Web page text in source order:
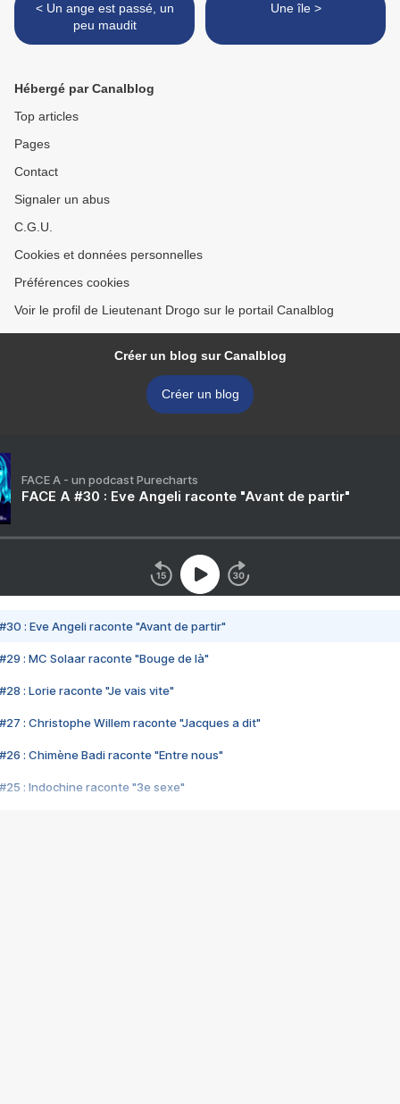
< Un ange est passé, un
peu maudit
Une île >
Hébergé par Canalblog
Top articles
Pages
Contact
Signaler un abus
C.G.U.
Cookies et données personnelles
Préférences cookies
Voir le profil de Lieutenant Drogo sur le portail Canalblog
Créer un blog sur Canalblog
Créer un blog
FACE A - un podcast Purecharts
FACE A #30 : Eve Angeli raconte "Avant de partir"
#30 : Eve Angeli raconte "Avant de partir"
#29 : MC Solaar raconte "Bouge de là"
#28 : Lorie raconte "Je vais vite"
#27 : Christophe Willem raconte "Jacques a dit"
#26 : Chimène Badi raconte "Entre nous"
#25 : Indochine raconte "3e sexe"